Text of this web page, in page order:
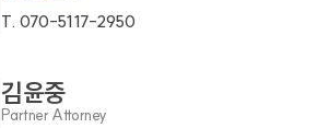
T. 070-5117-2950
김윤중
Partner Attorney